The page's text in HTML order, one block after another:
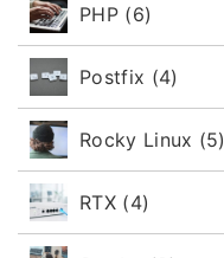
PHP (6)
Postfix (4)
Rocky Linux (5)
RTX (4)